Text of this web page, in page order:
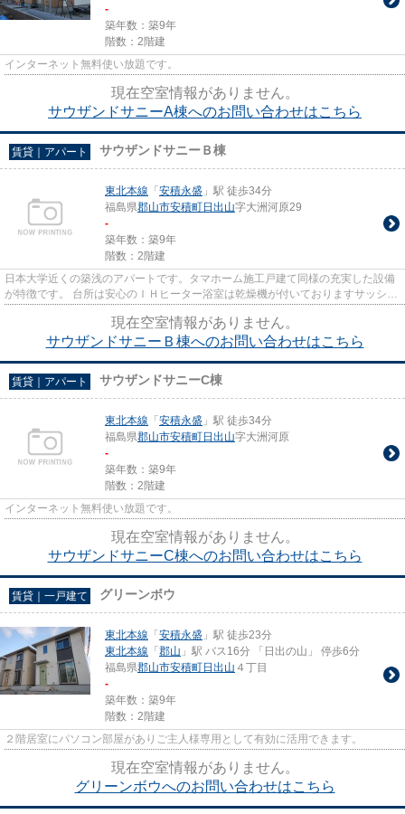
-
築年数：築9年
階数：2階建
インターネット無料使い放題です。
現在空室情報がありません。
サウザンドサニーA棟へのお問い合わせはこちら
賃貸｜アパート サウザンドサニーＢ棟
東北本線 「 安積永盛 」駅 徒歩34分
福島県郡山市安積町日出山字大洲河原29
-
築年数：築9年
階数：2階建
日本大学近くの築浅のアパートです。タマホーム施工戸建て同様の充実した設備
が特徴です。 台所は安心のＩＨヒーター浴室は乾燥機が付いておりますサッシガ
現在空室情報がありません。
サウザンドサニーＢ棟へのお問い合わせはこちら
賃貸｜アパート サウザンドサニーC棟
東北本線 「 安積永盛 」駅 徒歩34分
福島県郡山市安積町日出山字大洲河原
-
築年数：築9年
階数：2階建
インターネット無料使い放題です。
現在空室情報がありません。
サウザンドサニーC棟へのお問い合わせはこちら
賃貸｜一戸建て グリーンボウ
東北本線 「 安積永盛 」駅 徒歩23分
東北本線 「 郡山 」駅 バス16分 「日出の山」 停歩6分
福島県郡山市安積町日出山 ４丁目
-
築年数：築9年
階数：2階建
２階居室にパソコン部屋がありご主人様専用として有効に活用できます。
現在空室情報がありません。
グリーンボウへのお問い合わせはこちら